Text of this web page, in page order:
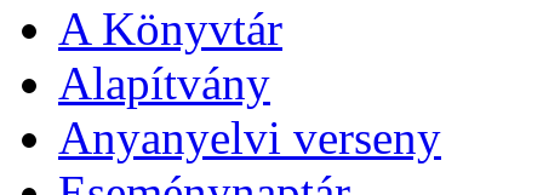
A Könyvtár
Alapítvány
Anyanyelvi verseny